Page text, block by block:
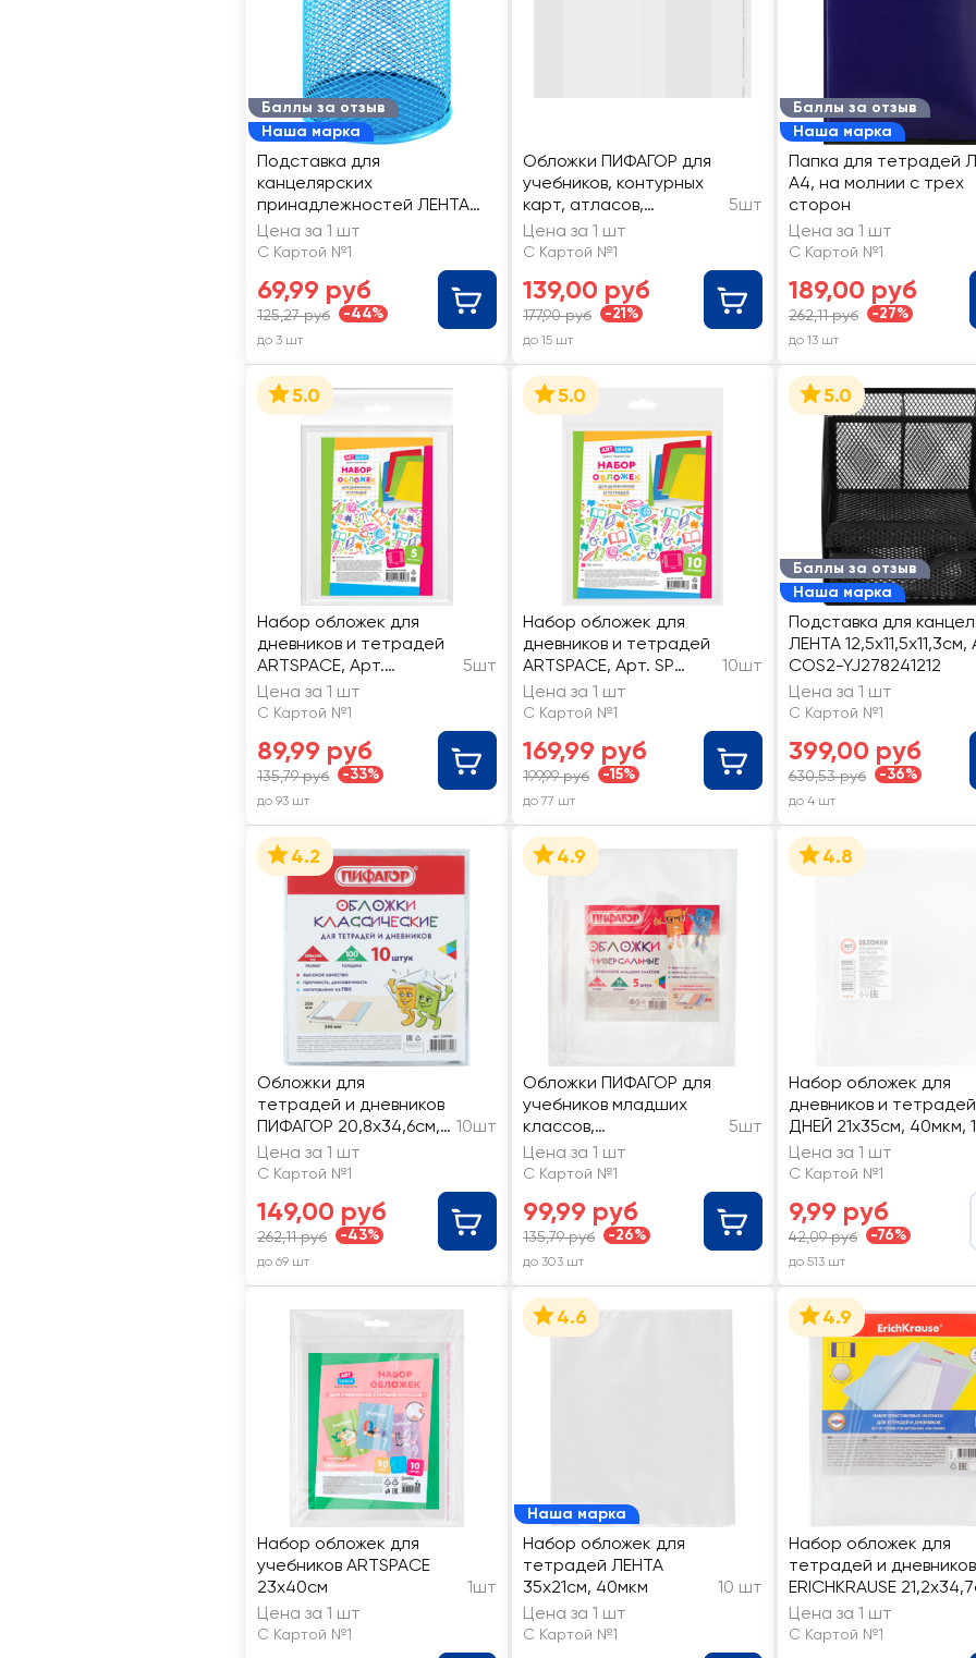
Баллы за отзыв
Наша марка
Подставка для
канцелярских
принадлежностей ЛЕНТА
овальная, 10,7х8,1см
Цена за 1 шт
С Картой №1
69,99 руб
125,27 руб -44%
до 3 шт
Обложки ПИФАГОР для
учебников, контурных
карт, атласов,
универсальные,
30х50см, 80мкм
5шт
Цена за 1 шт
С Картой №1
139,00 руб
177,90 руб -21%
до 15 шт
Баллы за отзыв
Наша марка
Папка для тетрадей
А4, на молнии с трех
сторон
Цена за 1 шт
С Картой №1
189,00 руб
262,11 руб -27%
до 13 шт
5.0
Набор обложек для
дневников и тетрадей
ARTSPACE, Арт.
PET210.150(Н)
5шт
Цена за 1 шт
С Картой №1
89,99 руб
135,79 руб -33%
до 93 шт
5.0
Набор обложек для
дневников и тетрадей
ARTSPACE, Арт. SP
15.14(Н)
10шт
Цена за 1 шт
С Картой №1
169,99 руб
199,99 руб -15%
до 77 шт
Баллы за отзыв
Наша марка
5.0
Подставка для
ЛЕНТА 12,5х11,5х11,3см,
COS2-YJ278241212
Цена за 1 шт
С Картой №1
399,00 руб
630,53 руб -36%
до 4 шт
4.2
Обложки для
тетрадей и дневников
ПИФАГОР 20,8х34,6см,
100мкм, ПВХ
10шт
Цена за 1 шт
С Картой №1
149,00 руб
262,11 руб -43%
до 69 шт
4.9
Обложки ПИФАГОР для
учебников младших
классов,
универсальные,
26,5х45см, 70мкм
5шт
Цена за 1 шт
С Картой №1
99,99 руб
135,79 руб -26%
до 303 шт
4.8
Набор обложек для
дневников и
ДНЕЙ 21х35см, 40мкм,
Цена за 1 шт
С Картой №1
9,99 руб
42,09 руб -76%
до 513 шт
Набор обложек для
учебников ARTSPACE
23х40см
1шт
Цена за 1 шт
С Картой №1
Наша марка
4.6
Набор обложек для
тетрадей ЛЕНТА
35х21см, 40мкм
10 шт
Цена за 1 шт
С Картой №1
4.9
Набор обложек для
тетрадей и дневников
ERICHKRAUSE
полипропилен Арт.
44510, 10шт
Цена за 1 шт
С Картой №1